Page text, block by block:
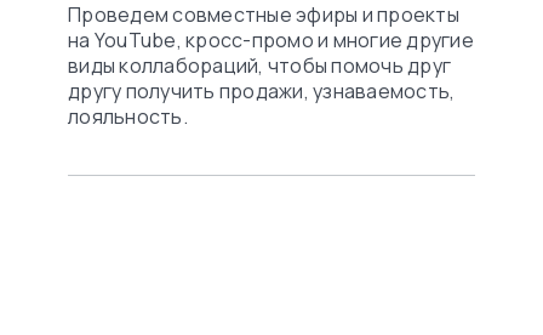
Проведем совместные эфиры и проекты
на YouTube, кросс-промо и многие другие
виды коллабораций, чтобы помочь друг
другу получить продажи, узнаваемость,
лояльность.